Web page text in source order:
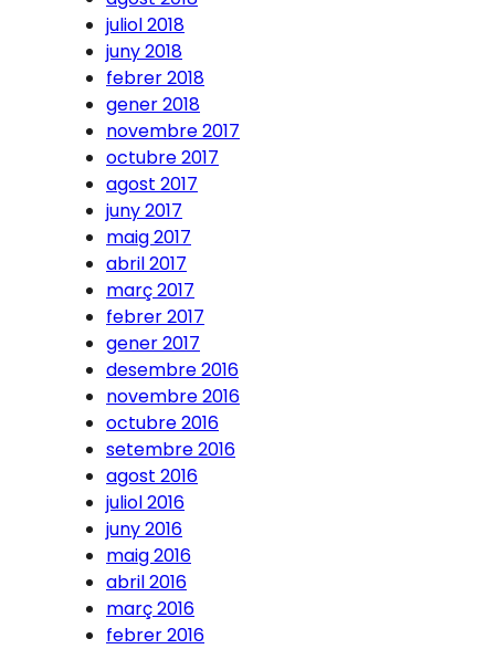
juliol 2018
juny 2018
febrer 2018
gener 2018
novembre 2017
octubre 2017
agost 2017
juny 2017
maig 2017
abril 2017
març 2017
febrer 2017
gener 2017
desembre 2016
novembre 2016
octubre 2016
setembre 2016
agost 2016
juliol 2016
juny 2016
maig 2016
abril 2016
març 2016
febrer 2016